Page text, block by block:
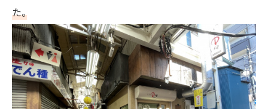
た。